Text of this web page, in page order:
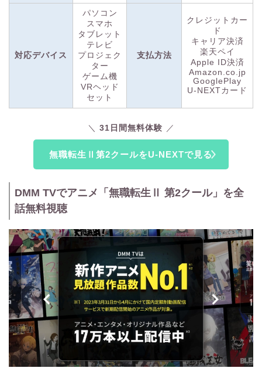
対応デバイス
パソコン
スマホ
タブレット
テレビ
プロジェク
ター
ゲーム機
VRヘッド
セット
支払方法
クレジットカー
ド
キャリア決済
楽天ペイ
Apple ID決済
Amazon.co.jp
GooglePlay
U-NEXTカード
31日間無料体験
無職転生Ⅱ第2クールをU-NEXTで見る
DMM TVでアニメ「無職転生Ⅱ 第2クール」を全
話無料視聴